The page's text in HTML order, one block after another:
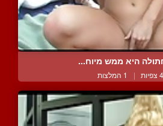
היא ממש מיוח...
| 1 המלצות